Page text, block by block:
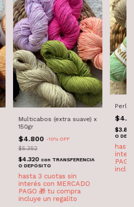
Multicabos (extra suave) x
150gr
$4.800 -10% OFF
$5.352
$4.320 con TRANSFERENCIA
O DEPÓSITO
O